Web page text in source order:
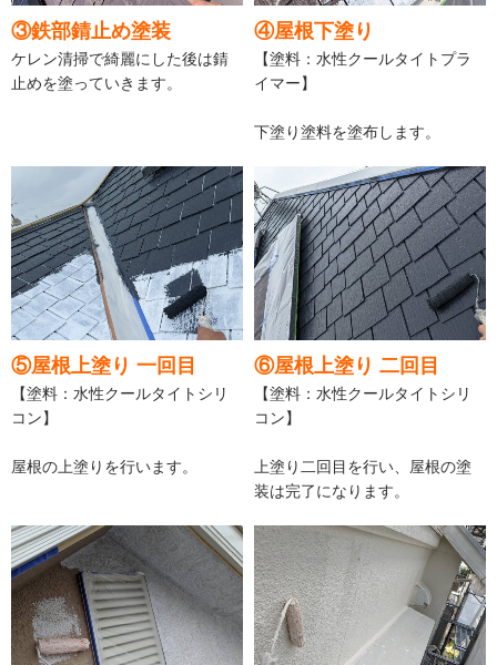
③鉄部錆止め塗装
ケレン清掃で綺麗にした後は錆
止めを塗っていきます。
④屋根下塗り
【塗料：水性クールタイトプラ
イマー】
下塗り塗料を塗布します。
⑤屋根上塗り 一回目
【塗料：水性クールタイトシリ
コン】
屋根の上塗りを行います。
⑥屋根上塗り 二回目
【塗料：水性クールタイトシリ
コン】
上塗り二回目を行い、屋根の塗
装は完了になります。